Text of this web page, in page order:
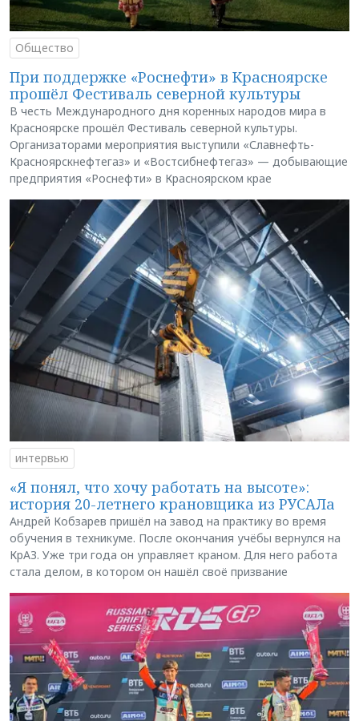
Общество
При поддержке «Роснефти» в Красноярске
прошёл Фестиваль северной культуры
В честь Международного дня коренных народов мира в
Красноярске прошёл Фестиваль северной культуры.
Организаторами мероприятия выступили «Славнефть-
Красноярскнефтегаз» и «Востсибнефтегаз» — добывающие
предприятия «Роснефти» в Красноярском крае
интервью
«Я понял, что хочу работать на высоте»:
история 20-летнего крановщика из РУСАЛа
Андрей Кобзарев пришёл на завод на практику во время
обучения в техникуме. После окончания учёбы вернулся на
КрАЗ. Уже три года он управляет краном. Для него работа
стала делом, в котором он нашёл своё призвание